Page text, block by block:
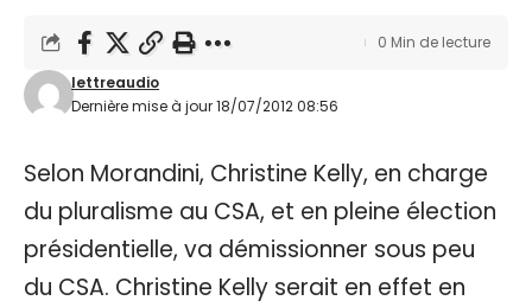
Dernière mise à jour 18/07/2012 08:56
lettreaudio
0 Min de lecture
Selon Morandini, Christine Kelly, en charge
du pluralisme au CSA, et en pleine élection
présidentielle, va démissionner sous peu
du CSA. Christine Kelly serait en effet en